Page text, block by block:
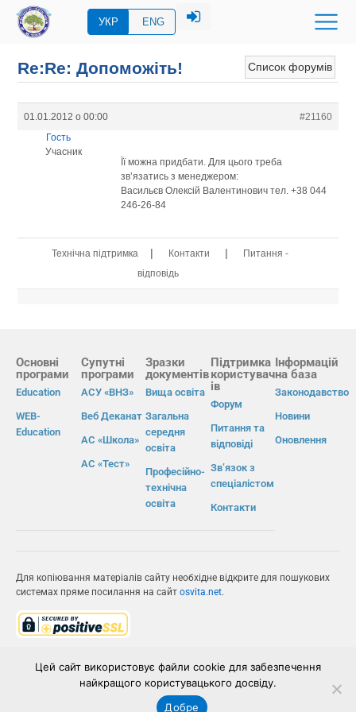
УКР ENG
Список форумів
Re:Re: Допоможіть!
01.01.2012 о 00:00
#21160
Гость
Учасник
Її можна придбати. Для цього треба
зв’язатись з менеджером:
Васильєв Олексій Валентинович тел. +38 044
246-26-84
Технічна підтримка | Контакти |
Питання -
відповідь
Основні
програми
Education
WEB-
Education
Супутні
програми
АСУ «ВНЗ»
Веб Деканат
АС «Школа»
АС «Тест»
Зразки
документів
Вища освіта
Загальна
середня
освіта
Професійно-
технічна
освіта
Підтримка
користувач
ів
Форум
Питання та
відповіді
Зв’язок з
спеціалістом
Контакти
Інформацій
на база
Законодавство
Новини
Оновлення
Для копіювання матеріалів сайту необхідне відкрите для пошукових
системах пряме посилання на сайт osvita.net.
ІВС «ОСВІТА»
Цей сайт використовує файли cookie для забезпечення
найкращого користувацького досвіду.
Добре